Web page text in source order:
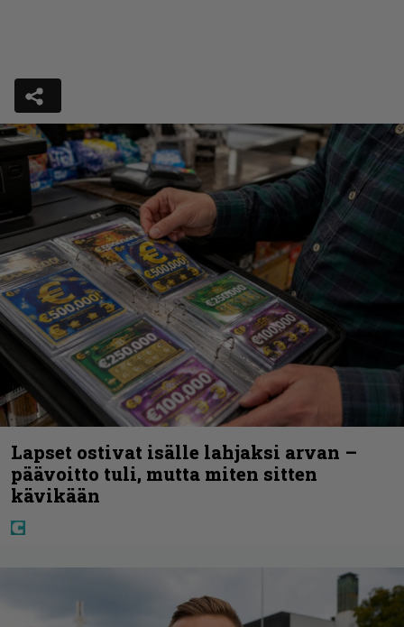
Lapset ostivat isälle lahjaksi arvan –
päävoitto tuli, mutta miten sitten
kävikään